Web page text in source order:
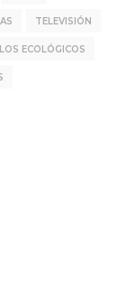
TELEVISIÓN
ECOLÓGICOS